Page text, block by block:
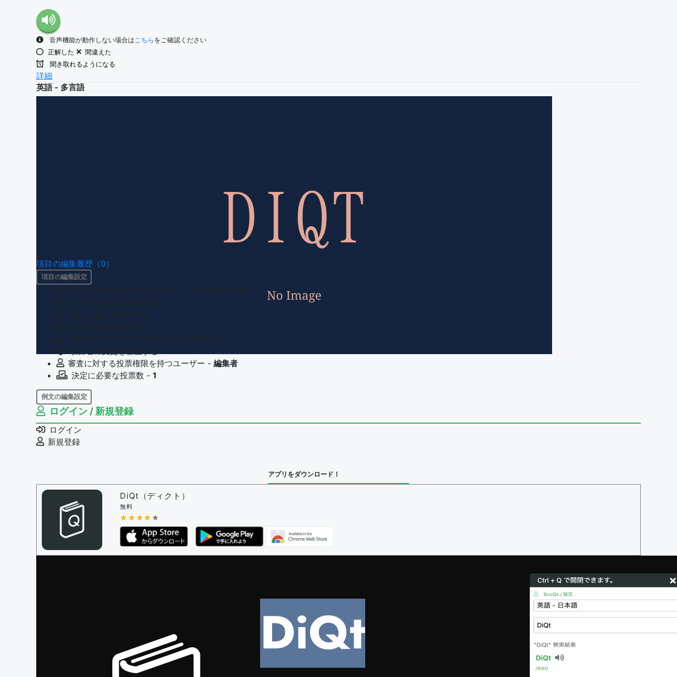
音声機能が動作しない場合は こちら をご確認ください
正解した
間違えた
聞き取れるようになる
詳細
英語 - 多言語
項目の編集履歴（0）
項目の編集設定
審査に対する投票権限を持つユーザー - 編集者
決定に必要な投票数 - 1
例文の編集設定
例文の編集権限を持つユーザー -
例文の削除を審査する
審査に対する投票権限を持つユーザー -
決定に必要な投票数 -
問題の編集権限を持つユーザー -すべてのユーザー
審査に対する投票権限を持つユーザー -
決定に必要な投票数 -
編集ガイドライン
ログイン / 新規登録
ログイン
新規登録
アプリをダウンロード！
DiQt（ディクト）
無料
★★★★★
★★★★★